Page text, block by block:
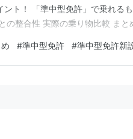
ント！ 「準中型免許」で乗れる
の整合性 実際の乗り物比較 ま
takayuki.cl…
#準中型免許 #準中型免許新